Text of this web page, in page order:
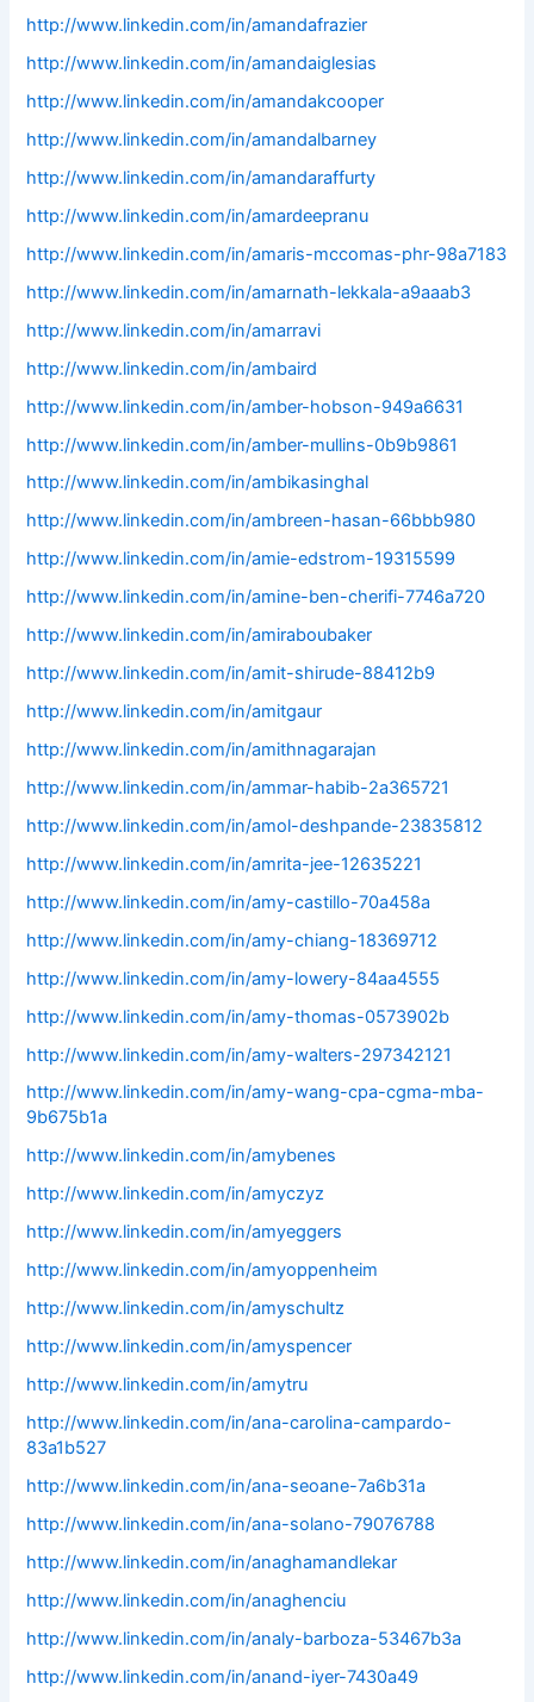
http://www.linkedin.com/in/amandafrazier
http://www.linkedin.com/in/amandaiglesias
http://www.linkedin.com/in/amandakcooper
http://www.linkedin.com/in/amandalbarney
http://www.linkedin.com/in/amandaraffurty
http://www.linkedin.com/in/amardeepranu
http://www.linkedin.com/in/amaris-mccomas-phr-98a7183
http://www.linkedin.com/in/amarnath-lekkala-a9aaab3
http://www.linkedin.com/in/amarravi
http://www.linkedin.com/in/ambaird
http://www.linkedin.com/in/amber-hobson-949a6631
http://www.linkedin.com/in/amber-mullins-0b9b9861
http://www.linkedin.com/in/ambikasinghal
http://www.linkedin.com/in/ambreen-hasan-66bbb980
http://www.linkedin.com/in/amie-edstrom-19315599
http://www.linkedin.com/in/amine-ben-cherifi-7746a720
http://www.linkedin.com/in/amiraboubaker
http://www.linkedin.com/in/amit-shirude-88412b9
http://www.linkedin.com/in/amitgaur
http://www.linkedin.com/in/amithnagarajan
http://www.linkedin.com/in/ammar-habib-2a365721
http://www.linkedin.com/in/amol-deshpande-23835812
http://www.linkedin.com/in/amrita-jee-12635221
http://www.linkedin.com/in/amy-castillo-70a458a
http://www.linkedin.com/in/amy-chiang-18369712
http://www.linkedin.com/in/amy-lowery-84aa4555
http://www.linkedin.com/in/amy-thomas-0573902b
http://www.linkedin.com/in/amy-walters-297342121
http://www.linkedin.com/in/amy-wang-cpa-cgma-mba-
9b675b1a
http://www.linkedin.com/in/amybenes
http://www.linkedin.com/in/amyczyz
http://www.linkedin.com/in/amyeggers
http://www.linkedin.com/in/amyoppenheim
http://www.linkedin.com/in/amyschultz
http://www.linkedin.com/in/amyspencer
http://www.linkedin.com/in/amytru
http://www.linkedin.com/in/ana-carolina-campardo-
83a1b527
http://www.linkedin.com/in/ana-seoane-7a6b31a
http://www.linkedin.com/in/ana-solano-79076788
http://www.linkedin.com/in/anaghamandlekar
http://www.linkedin.com/in/anaghenciu
http://www.linkedin.com/in/analy-barboza-53467b3a
http://www.linkedin.com/in/anand-iyer-7430a49